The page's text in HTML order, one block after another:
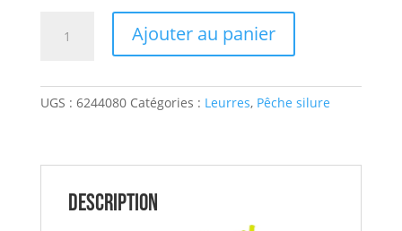
Silure
Real
80
BLACK
Ajouter au panier
UGS : 6244080 Catégories : Leurres, Pêche silure
Description